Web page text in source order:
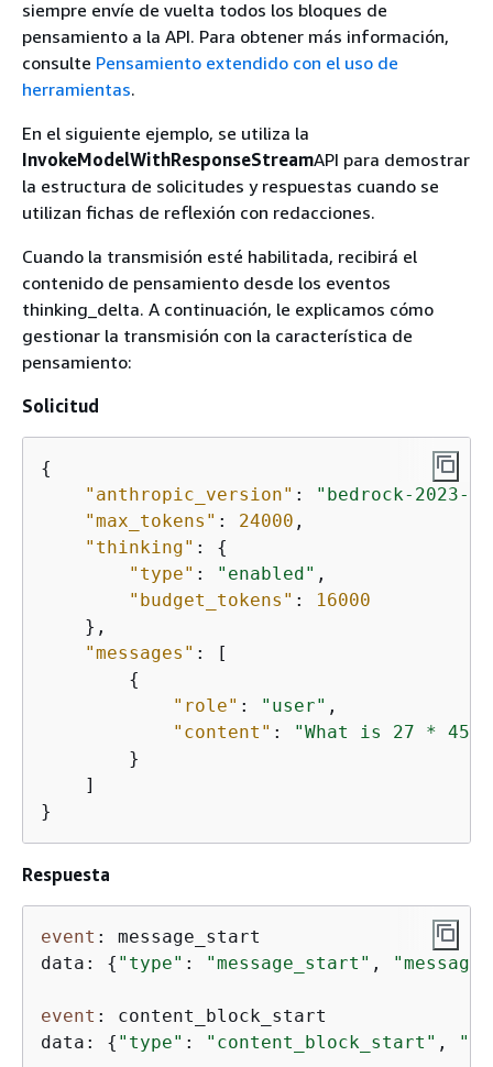
siempre envíe de vuelta todos los bloques de
pensamiento a la API. Para obtener más información,
consulte Pensamiento extendido con el uso de
herramientas.
En el siguiente ejemplo, se utiliza la
InvokeModelWithResponseStreamAPI para demostrar
la estructura de solicitudes y respuestas cuando se
utilizan fichas de reflexión con redacciones.
Cuando la transmisión esté habilitada, recibirá el
contenido de pensamiento desde los eventos
thinking_delta. A continuación, le explicamos cómo
gestionar la transmisión con la característica de
pensamiento:
Solicitud
{
"anthropic_version" :
"bedrock-2023-
"max_tokens" : 24000 ,
"thinking" : {
"type" : "enabled" ,
"budget_tokens" :
16000
    },
"messages" : [
{
"role" : "user" ,
"content" :
"What is 27 *
        }
    ]
}
Respuesta
event : message_start
data: { "type" : "message_start" , "message"
event : content_block_start
data: { "type" : "content_block_start" ,